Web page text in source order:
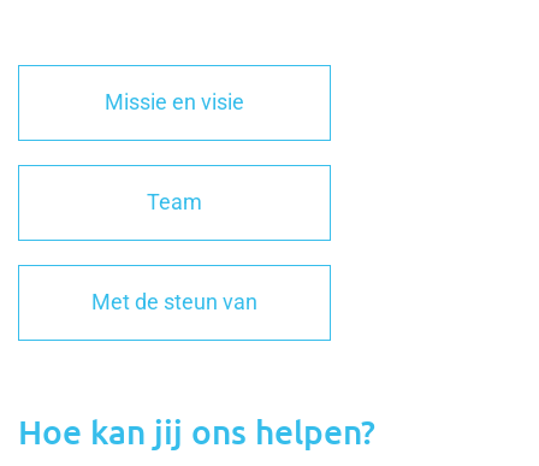
Missie en visie
Team
Met de steun van
Hoe kan jij ons helpen?